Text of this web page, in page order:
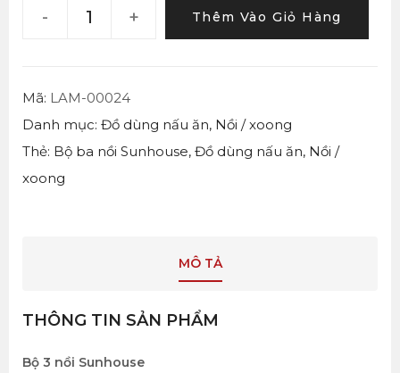
- + Thêm Vào Giỏ Hàng
Mã: LAM-00024
Danh mục: Đồ dùng nấu ăn, Nồi / xoong
Thẻ: Bộ ba nồi Sunhouse, Đồ dùng nấu ăn, Nồi /
xoong
MÔ TẢ
THÔNG TIN SẢN PHẨM
Bộ 3 nồi Sunhouse